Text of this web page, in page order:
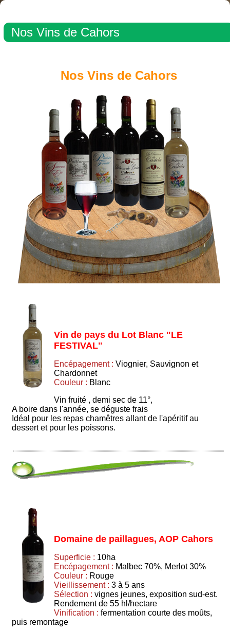
Nos Vins de Cahors
Nos Vins de Cahors
Vin de pays du Lot Blanc "LE
FESTIVAL"
Encépagement : Viognier, Sauvignon et
Chardonnet
Couleur : Blanc
Vin fruité , demi sec de 11°,
A boire dans l'année, se déguste frais
Idéal pour les repas chamêtres allant de l'apéritif au
dessert et pour les poissons.
Domaine de paillagues, AOP Cahors
Superficie : 10ha
Encépagement : Malbec 70%, Merlot 30%
Couleur : Rouge
Vieillissement : 3 à 5 ans
Sélection : vignes jeunes, exposition sud-est.
Rendement de 55 hl/hectare
Vinification : fermentation courte des moûts,
puis remontage